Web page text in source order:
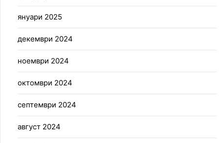
януари 2025
декември 2024
ноември 2024
октомври 2024
септември 2024
август 2024